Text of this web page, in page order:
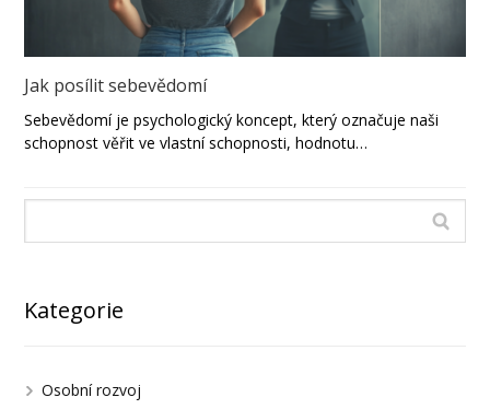
Jak posílit sebevědomí
Sebevědomí je psychologický koncept, který označuje naši
schopnost věřit ve vlastní schopnosti, hodnotu…
Kategorie
Osobní rozvoj